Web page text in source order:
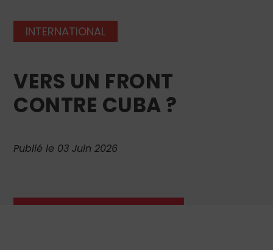
INTERNATIONAL
VERS UN FRONT
CONTRE CUBA ?
Publié le 03 Juin 2026